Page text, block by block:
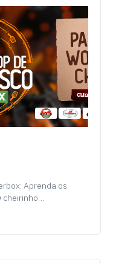
Aprenda os
cheirinho…